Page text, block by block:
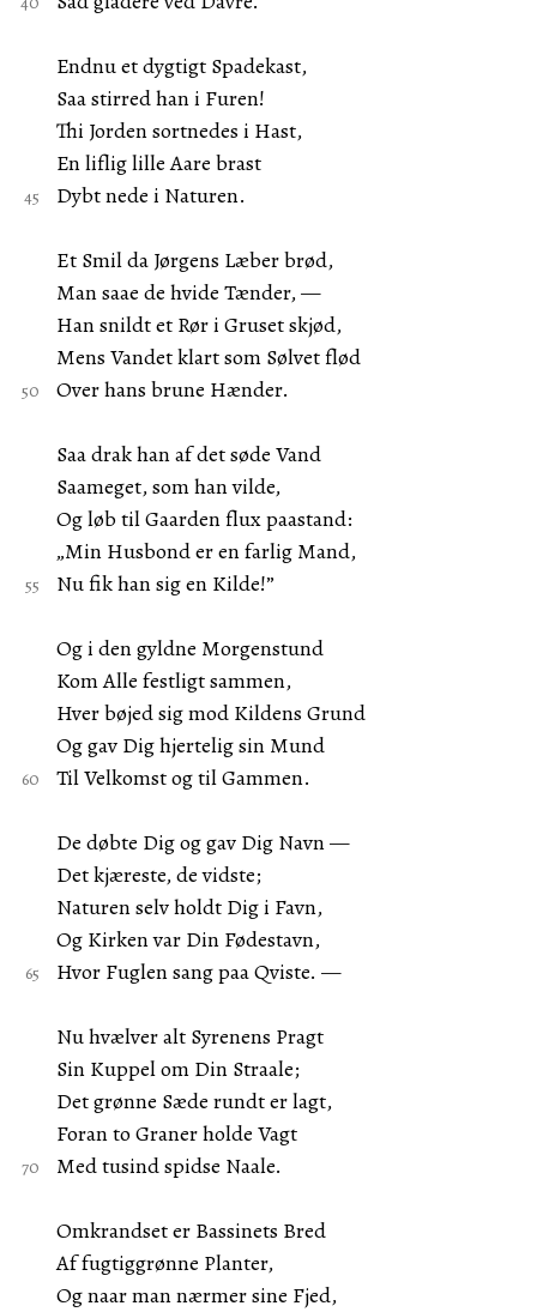
Endnu et dygtigt Spadekast,
Saa stirred han i Furen!
Thi Jorden sortnedes i Hast,
En liflig lille Aare brast
Dybt nede i Naturen.
Et Smil da Jørgens Læber brød,
Man saae de hvide Tænder, —
Han snildt et Rør i Gruset skjød,
Mens Vandet klart som Sølvet flød
Over hans brune Hænder.
Saa drak han af det søde Vand
Saameget, som han vilde,
Og løb til Gaarden flux paastand:
„Min Husbond er en farlig Mand,
Nu fik han sig en Kilde!”
Og i den gyldne Morgenstund
Kom Alle festligt sammen,
Hver bøjed sig mod Kildens Grund
Og gav Dig hjertelig sin Mund
Til Velkomst og til Gammen.
De døbte Dig og gav Dig Navn —
Det kjæreste, de vidste;
Naturen selv holdt Dig i Favn,
Og Kirken var Din Fødestavn,
Hvor Fuglen sang paa Qviste. —
Nu hvælver alt Syrenens Pragt
Sin Kuppel om Din Straale;
Det grønne Sæde rundt er lagt,
Foran to Graner holde Vagt
Med tusind spidse Naale.
Omkrandset er Bassinets Bred
Af fugtiggrønne Planter,
Og naar man nærmer sine Fjed,